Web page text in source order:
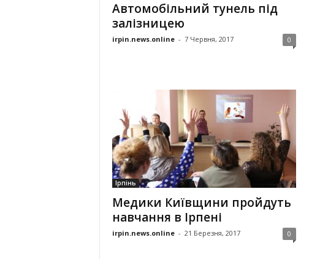
Автомобільний тунель під
залізницею
irpin.news.online - 7 Червня, 2017 0
Ірпінь
Медики Київщини пройдуть
навчання в Ірпені
irpin.news.online - 21 Березня, 2017 0